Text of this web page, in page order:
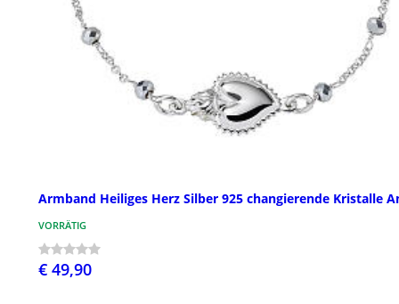
Armband Heiliges Herz Silber 925 changierende Kristalle
VORRÄTIG
€ 49,90